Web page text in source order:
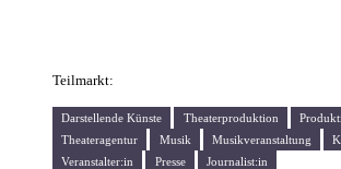
Teilmarkt:
Darstellende Künste Theaterproduktion
Theateragentur
Musik Musikveranstaltung
Veranstalter:in
Presse Journalist:in